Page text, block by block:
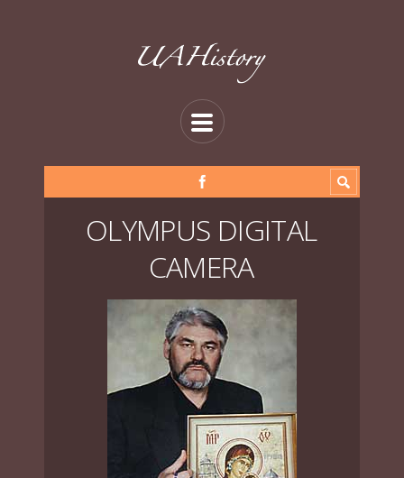
OLYMPUS DIGITAL
CAMERA